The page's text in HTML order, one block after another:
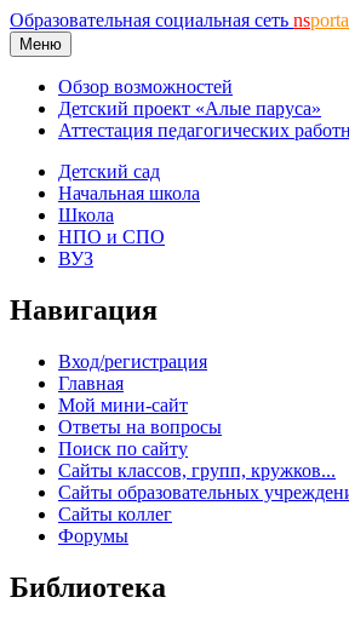
Образовательная социальная сеть ns
Меню
Обзор возможностей
Детский проект «Алые паруса»
Аттестация педагогических
Детский сад
Начальная школа
Школа
НПО и СПО
ВУЗ
Навигация
Вход/регистрация
Главная
Мой мини-сайт
Ответы на вопросы
Поиск по сайту
Сайты классов, групп, кружков...
Сайты образовательных
Сайты коллег
Форумы
Библиотека